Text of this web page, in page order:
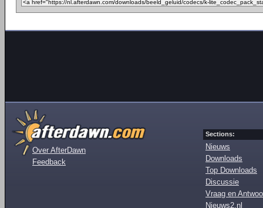
Over AfterDawn
Feedback
Sections:
Nieuws
Downloads
Top Downloads
Discussie
Vraag en
Nieuws2.nl